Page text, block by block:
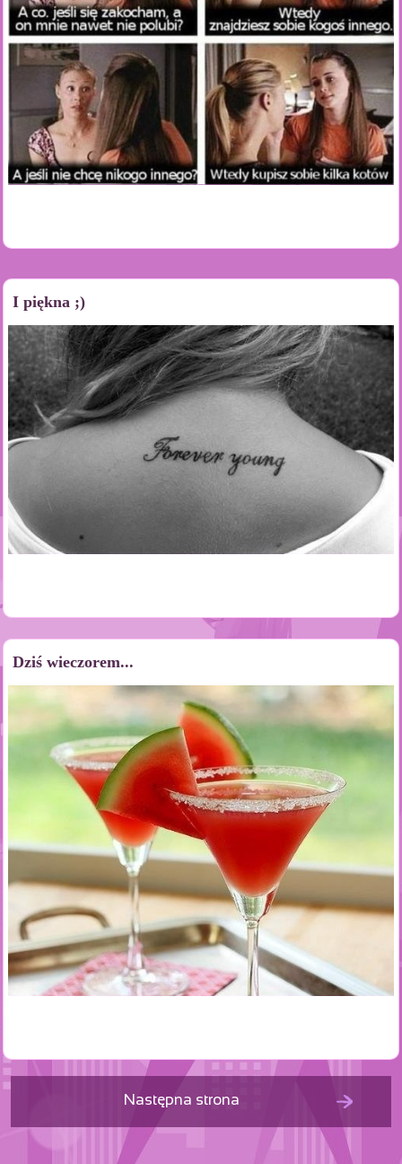
I piękna ;)
Dziś wieczorem...
Następna strona